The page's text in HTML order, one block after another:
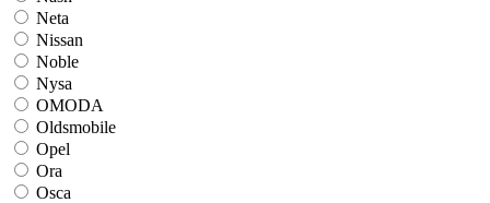
Neta
Nissan
Noble
Nysa
OMODA
Oldsmobile
Opel
Ora
Osca